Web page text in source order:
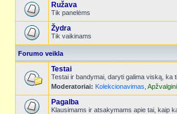
Ružava
Tik panelėms
Žydra
Tik vaikinams
Forumo veikla
Testai
Testai ir bandymai, daryti galima viską, ka
Moderatoriai: Kolekcionavimas
Pagalba
Klausimams ir atsakymams apie tai, kaip